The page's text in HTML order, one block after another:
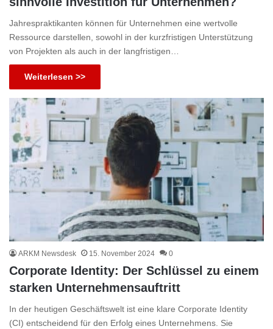
Jahrespraktikanten können für Unternehmen eine wertvolle
Ressource darstellen, sowohl in der kurzfristigen Unterstützung
von Projekten als auch in der langfristigen…
Weiterlesen >>
ARKM Newsdesk 15. November 2024 0
Corporate Identity: Der Schlüssel zu einem
starken Unternehmensauftritt
In der heutigen Geschäftswelt ist eine klare Corporate Identity
(CI) entscheidend für den Erfolg eines Unternehmens. Sie